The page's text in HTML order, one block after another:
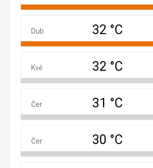
Duben
Dub 32 °C
Květen
Kvě 32 °C
Červen
Čer 31 °C
Červenec
Čer 30 °C